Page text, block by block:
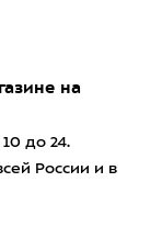
на
до 24.
России и в